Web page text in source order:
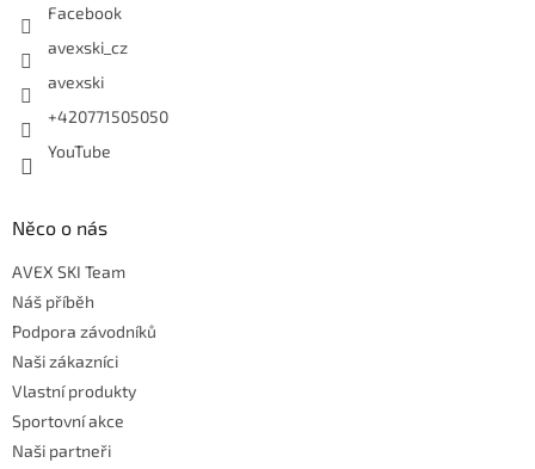
Facebook
avexski_cz
avexski
+420771505050
YouTube
Něco o nás
AVEX SKI Team
Náš příběh
Podpora závodníků
Naši zákazníci
Vlastní produkty
Sportovní akce
Naši partneři